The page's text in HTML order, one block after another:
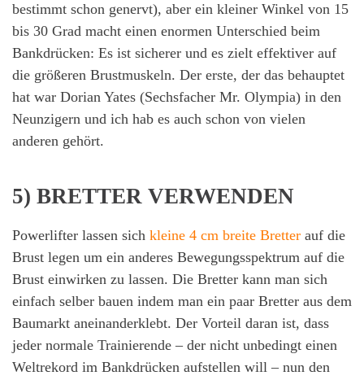
bestimmt schon genervt), aber ein kleiner Winkel von 15
bis 30 Grad macht einen enormen Unterschied beim
Bankdrücken: Es ist sicherer und es zielt effektiver auf
die größeren Brustmuskeln. Der erste, der das behauptet
hat war Dorian Yates (Sechsfacher Mr. Olympia) in den
Neunzigern und ich hab es auch schon von vielen
anderen gehört.
5) BRETTER VERWENDEN
Powerlifter lassen sich kleine 4 cm breite Bretter auf die
Brust legen um ein anderes Bewegungsspektrum auf die
Brust einwirken zu lassen. Die Bretter kann man sich
einfach selber bauen indem man ein paar Bretter aus dem
Baumarkt aneinanderklebt. Der Vorteil daran ist, dass
jeder normale Trainierende – der nicht unbedingt einen
Weltrekord im Bankdrücken aufstellen will – nun den